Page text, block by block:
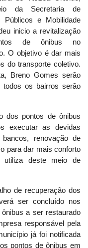
da Secretaria de
Públicos e Mobilidade
inicio a revitalização
de ônibus no
O objetivo é dar mais
do transporte coletivo.
Breno Gomes serão
todos os bairros serão
dos pontos de ônibus
executar as devidas
renovação de
para dar mais conforto
utiliza deste meio de
de recuperação dos
ser concluído nos
a ser restaurado
responsável pela
já foi notificada
pontos de ônibus em